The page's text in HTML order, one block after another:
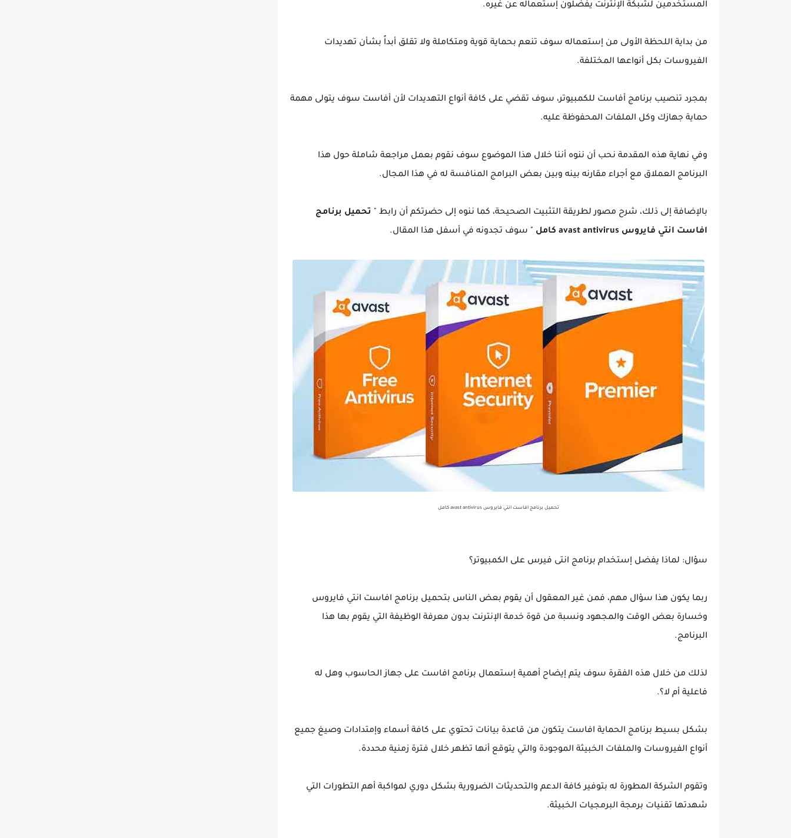
المستخدمين لشبكة الإنترنت يفضلون إستعماله عن غيره.
من بداية اللحظة الأولى من إستعماله سوف تنعم بحماية قوية ومتكاملة ولا تقلق أبداً بشأن تهديدات
الفيروسات بكل أنواعها المختلفة.
بمجرد تنصيب برنامج أفاست للكمبيوتر، سوف تقضي على كافة أنواع التهديدات لأن أفاست سوف يتولى مهمة
حماية جهازك وكل الملفات المحفوظة عليه.
وفي نهاية هذه المقدمة نحب أن ننوه أننا خلال هذا الموضوع سوف نقوم بعمل مراجعة شاملة حول هذا
البرنامج العملاق مع أجراء مقارنه بينه وبين بعض البرامج المنافسة له في هذا المجال.
بالإضافة إلى ذلك، شرح مصور لطريقة التثبيت الصحيحة، كما ننوه إلى حضرتكم أن رابط " تحميل برنامج
افاست انتي فايروس avast antivirus كامل
" سوف تجدونه في أسفل هذا المقال.
تحميل برنامج افاست انتي فايروس avast antivirus كامل
سؤال: لماذا يفضل إستخدام برنامج انتى فيرس على الكمبيوتر؟
ربما يكون هذا سؤال مهم، فمن غير المعقول أن يقوم بعض الناس بتحميل برنامج افاست انتي فايروس
وخسارة بعض الوقت والمجهود ونسبة من قوة خدمة الإنترنت بدون معرفة الوظيفة التي يقوم بها هذا
البرنامج.
لذلك من خلال هذه الفقرة سوف يتم إيضاح أهمية إستعمال برنامج افاست على جهاز الحاسوب وهل له
فاعلية أم لا؟.
بشكل بسيط برنامج الحماية افاست يتكون من قاعدة بيانات تحتوي على كافة أسماء وإمتدادات وصيغ جميع
أنواع الفيروسات والملفات الخبيثة الموجودة والتي يتوقع أنها تظهر خلال فترة زمنية محددة.
وتقوم الشركة المطورة له بتوفير كافة الدعم والتحديثات الضرورية بشكل دوري لمواكبة أهم التطورات التي
شهدتها تقنيات برمجة البرمجيات الخبيثة.